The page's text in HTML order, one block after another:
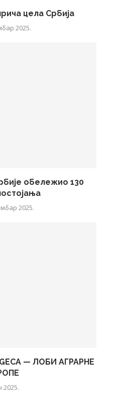
цела Србија
2025.
обележио 130
2025.
— ЛОБИ АГРАРНЕ
2025.